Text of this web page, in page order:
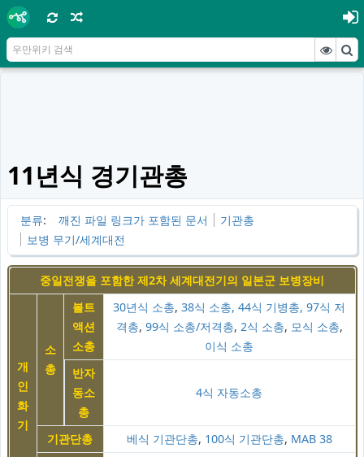
11년식 경기관총
분류: 깨진 파일 링크가 포함된 문서
기관총
보병 무기/세계대전
중일전쟁을 포함한 제2차 세계대전기의 일본군 보병장비
개
인
화
기
소
총
볼트
액션
소총
30년식 소총, 38식 소총, 44식 기병총, 97식 저
격총, 99식 소총/저격총, 2식 소총, 모식 소총,
이식 소총
반자
동소
총
4식 자동소총
기관단총 베식 기관단총, 100식 기관단총, MAB 38